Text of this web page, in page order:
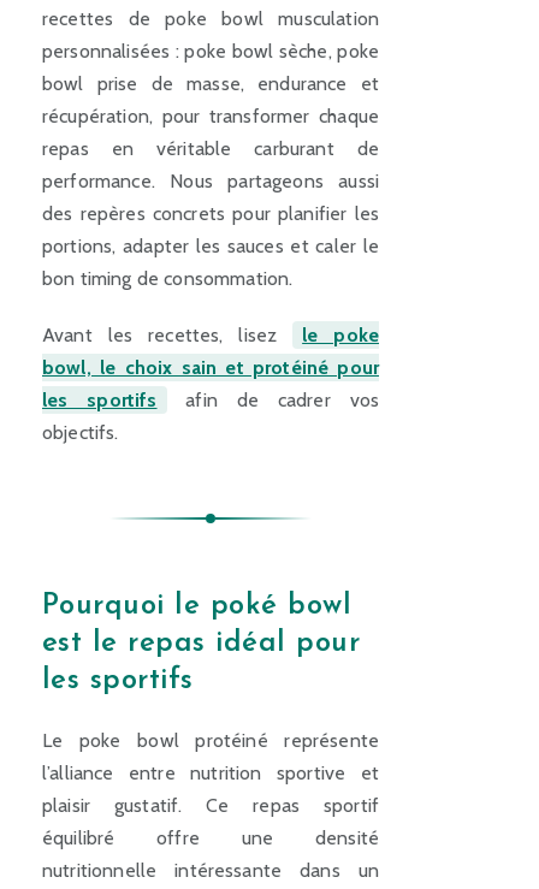
recettes de poke bowl musculation
personnalisées : poke bowl sèche, poke
bowl prise de masse, endurance et
récupération, pour transformer chaque
repas en véritable carburant de
performance. Nous partageons aussi
des repères concrets pour planifier les
portions, adapter les sauces et caler le
bon timing de consommation.
Avant les recettes, lisez
le poke
bowl, le choix sain et protéiné pour
les sportifs
afin de cadrer vos
objectifs.
Pourquoi le poké bowl
est le repas idéal pour
les sportifs
Le poke bowl protéiné représente
l’alliance entre nutrition sportive et
plaisir gustatif. Ce repas sportif
équilibré offre une densité
nutritionnelle intéressante dans un